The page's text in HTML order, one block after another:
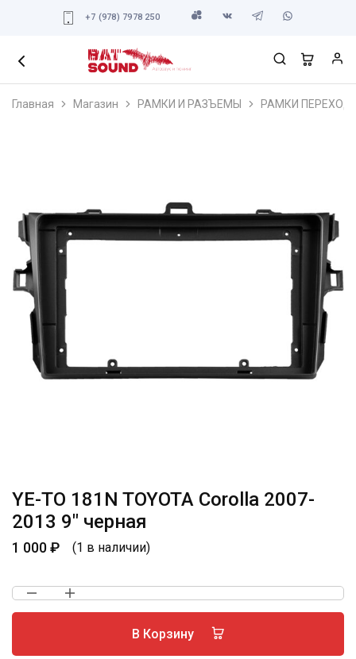
+7 (978) 7978 250
Главная Магазин РАМКИ И РАЗЪЕМЫ РАМКИ
YE-TO 181N TOYOTA Corolla 2007-
2013 9″ черная
1 000₽ (1 в наличии)
В Корзину